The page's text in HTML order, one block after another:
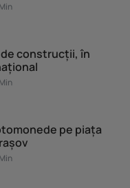
construcții, în
pe piața